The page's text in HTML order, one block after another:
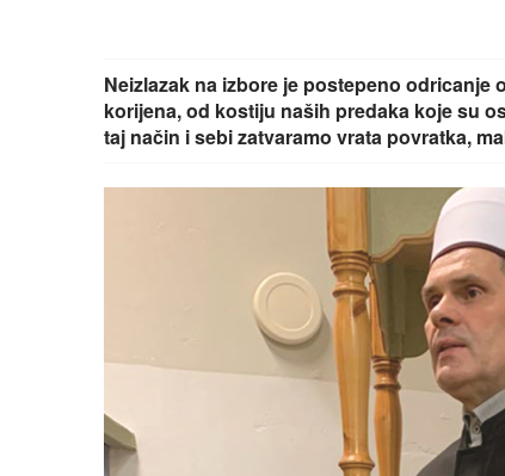
Neizlazak na izbore je postepeno
korijena, od kostiju naših predaka koje su
taj način i sebi zatvaramo vrata povratka,